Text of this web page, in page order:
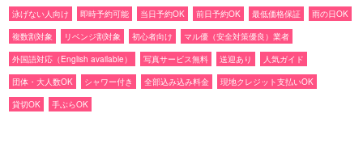
ちていく感動的な瞬間をSUPの上で迎えよう！
おすすめポイント
◆写真データ無料付き
◆ツアー備品無料レンタル付き
泳げない人向け 即時予約可能 当日予約OK 前日予約OK 最低価格保証
雨の日OK
複数割対象
リベンジ割対象 初心者向け
マル優（安全対策優良）業者
外国語対応（English available）
写真サービス無料 送迎あり
人気ガイド
団体・大人数OK
シャワー付き 全部込み込み料金
現地クレジット支払いOK
貸切OK
手ぶらOK